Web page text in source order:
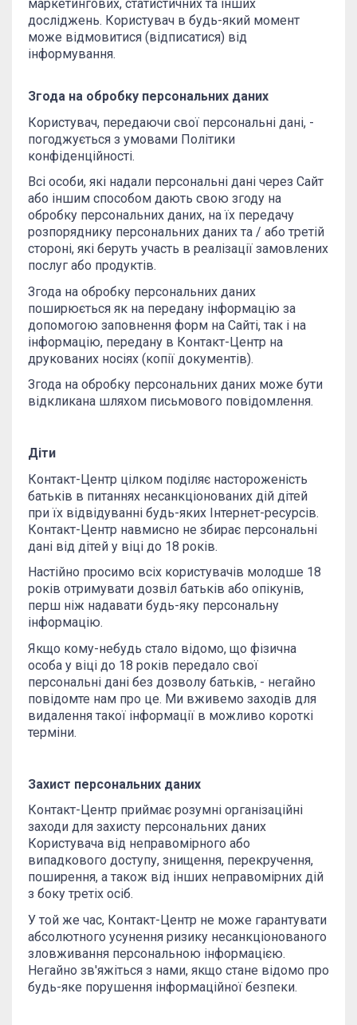
маркетингових, статистичних та інших
досліджень. Користувач в будь-який момент
може відмовитися (відписатися) від
інформування.
Згода на обробку персональних даних
Користувач, передаючи свої персональні дані, -
погоджується з умовами Політики
конфіденційності.
Всі особи, які надали персональні дані через Сайт
або іншим способом дають свою згоду на
обробку персональних даних, на їх передачу
розпоряднику персональних даних та / або третій
стороні, які беруть участь в реалізації замовлених
послуг або продуктів.
Згода на обробку персональних даних
поширюється як на передану інформацію за
допомогою заповнення форм на Сайті, так і на
інформацію, передану в Контакт-Центр на
друкованих носіях (копії документів).
Згода на обробку персональних даних може бути
відкликана шляхом письмового повідомлення.
Діти
Контакт-Центр цілком поділяє настороженість
батьків в питаннях несанкціонованих дій дітей
при їх відвідуванні будь-яких Інтернет-ресурсів.
Контакт-Центр навмисно не збирає персональні
дані від дітей у віці до 18 років.
Настійно просимо всіх користувачів молодше 18
років отримувати дозвіл батьків або опікунів,
перш ніж надавати будь-яку персональну
інформацію.
Якщо кому-небудь стало відомо, що фізична
особа у віці до 18 років передало свої
персональні дані без дозволу батьків, - негайно
повідомте нам про це. Ми вживемо заходів для
видалення такої інформації в можливо короткі
терміни.
Захист персональних даних
Контакт-Центр приймає розумні організаційні
заходи для захисту персональних даних
Користувача від неправомірного або
випадкового доступу, знищення, перекручення,
поширення, а також від інших неправомірних дій
з боку третіх осіб.
У той же час, Контакт-Центр не може гарантувати
абсолютного усунення ризику несанкціонованого
зловживання персональною інформацією.
Негайно зв'яжіться з нами, якщо стане відомо про
будь-яке порушення інформаційної безпеки.